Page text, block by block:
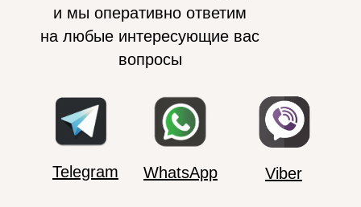
и мы оперативно ответим
на любые интересующие вас
вопросы
Telegram WhatsApp Viber